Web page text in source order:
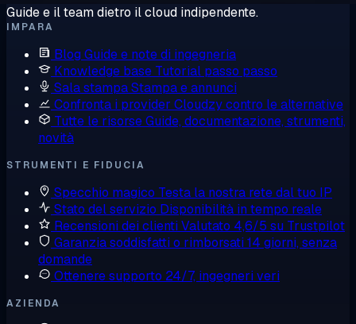
Guide e il team dietro il cloud indipendente.
IMPARA
Blog Guide e note di ingegneria
Knowledge base Tutorial passo passo
Sala stampaStampa e annunci
Confronta i provider Cloudzy contro le alternative
Tutte le risorseGuide, documentazione, strumenti,
novità
STRUMENTI E FIDUCIA
Specchio magico Testa la nostra rete dal tuo IP
Stato del servizio Disponibilità in tempo reale
Recensioni dei clienti Valutato 4,6/5 su Trustpilot
Garanzia soddisfatti o rimborsati 14 giorni, senza
domande
Ottenere supporto 24/7, ingegneri veri
AZIENDA